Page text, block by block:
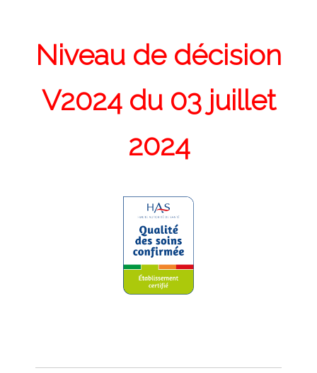
Niveau de décision
V2024 du 03 juillet
2024